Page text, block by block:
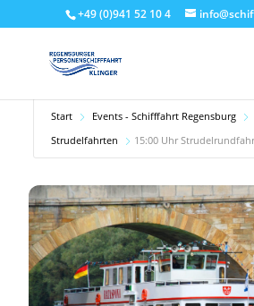
+49 (0)941 52 10 4
Start Events - Schifffahrt Regensburg
Strudelfahrten
15:00 Uhr